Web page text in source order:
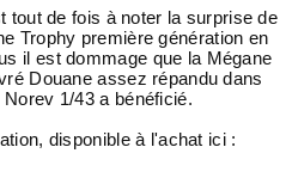
tout de fois à noter la surprise de
Trophy première génération en
il est dommage que la Mégane
Douane assez répandu dans
Norev 1/43 a bénéficié.
disponible à l'achat ici :